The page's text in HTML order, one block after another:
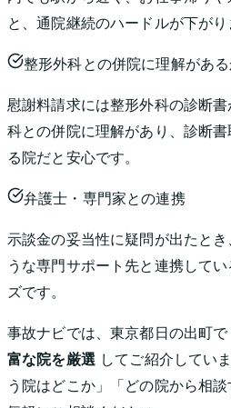
と、通院継続のハードルが下がり
整形外科との併院に理解があ
慰謝料請求には整形外科の診断
科との併院に理解があり、診断
る院だと安心です。
弁護士・専門家との連携
示談金の妥当性に疑問が出たと
うな専門サポート先と連携して
ズです。
事故ナビでは、東京都日の出町で
富な院を厳選してご紹介してい
う院はどこか」「どの院から相